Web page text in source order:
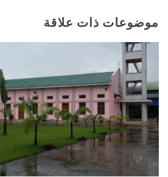
موضوعات ذات علاقة